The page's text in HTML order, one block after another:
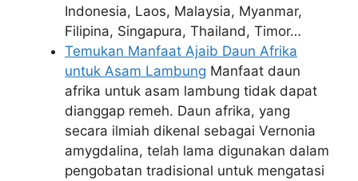
Indonesia, Laos, Malaysia, Myanmar,
Filipina, Singapura, Thailand, Timor…
Temukan Manfaat Ajaib Daun Afrika
untuk Asam Lambung Manfaat daun
afrika untuk asam lambung tidak dapat
dianggap remeh. Daun afrika, yang
secara ilmiah dikenal sebagai Vernonia
amygdalina, telah lama digunakan dalam
pengobatan tradisional untuk mengatasi